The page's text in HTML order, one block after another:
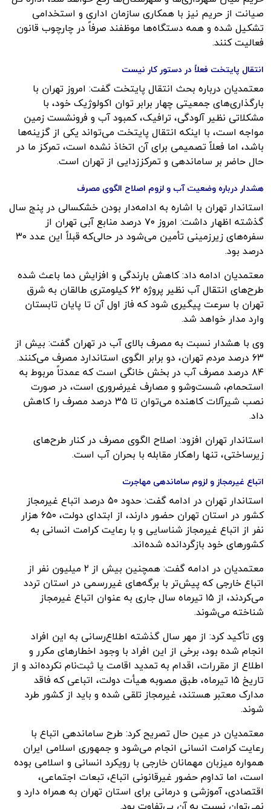
صیانت از حریم نیز با همکاری سازمان اداری و استخدامی
تشکیل شده و همه دستگاه‌ها موظفند صرفاً در چارچوب قانون
فعالیت کنند.
انتقال پایتخت فعلاً در دستور کار نیست
معتمدیان درباره بحث انتقال پایتخت گفت: امروز تهران با
بارگذاری‌های جمعیتی چهار برابر توان اکولوژیک خود، با
مشکلاتی نظیر آلودگی، ترافیک، کمبود آب و فرونشست زمین
مواجه است، با اینکه انتقال پایتخت می‌تواند یکی از گزینه‌ها
باشد، اما فعلاً تصمیمی برای آن اتخاذ نشده است، تمرکز ما در
حال حاضر بر ساماندهی و تمرکززدایی از تهران است.
هشدار درباره وضعیت آب و لزوم اصلاح الگوی مصرف
استاندار تهران با اشاره به ادامه‌دار بودن خشکسالی در پنج سال
گذشته اظهار داشت: امروز ۷۰ درصد منابع آبی تهران از
سفره‌های زیرزمینی تأمین می‌شود در حالی‌که قبلاً این عدد ۳۰
درصد بود.
معتمدیان ادامه داد: کاهش بارندگی و افزایش دما باعث شده
طرح‌های انتقال آب نظیر پروژه ۶۲ کیلومتری طالقان به شرق
تهران با سرعت پیگیری شود که فاز اول آن تا پایان تابستان
وارد مدار خواهد شد.
وی با هشدار نسبت به مصرف بالای آب در تهران گفت: بیش از
۶۳ درصد مردم تهران، دو برابر الگوی استاندارد مصرف می‌کنند.
۸۴ درصد مصرف آب در بخش خانگی است که عمدتاً مربوط به
استحمام، شست‌وشو و مصارف غیرضروری است، در صورت
نصب شیرآلات کاهنده می‌توان تا ۳۵ درصد مصرف را کاهش
داد.
استاندار تهران افزود: اصلاح الگوی مصرف در کنار طرح‌های
زیرساختی، تنها راهکار مقابله با بحران آب است.
اتباع غیرمجاز و لزوم ساماندهی مهاجرت
استاندار تهران در ادامه گفت: حدود ۵۰ درصد اتباع غیرمجاز
کشور در استان تهران حضور دارند، از ابتدای دولت، ۶۵۰ هزار
نفر از اتباع غیرمجاز شناسایی و با رعایت کرامت انسانی به
کشورهای خود بازگردانده شده‌اند.
معتمدیان در ادامه گفت: همچنین بیش از ۲ میلیون نفر از
اتباع خارجی که پیش‌تر با برگه‌های غیررسمی در استان تردد
می‌کردند، از ۱۵ تیرماه سال جاری به عنوان اتباع غیرمجاز
شناخته می‌شوند.
وی تأکید کرد: از مهر سال گذشته اطلاع‌رسانی به این افراد
انجام شده بود، برخی از این افراد با وجود اخطارهای مکرر و
اطلاع از مقررات، اقدام به تمدید اقامت یا ثبت‌نام نکرده‌اند و از
تاریخ ۱۵ تیرماه، طبق مصوبه هیأت دولت، اتباعی که فاقد
مدارک معتبر هستند، غیرمجاز تلقی شده و باید از کشور طرد
شوند.
معتمدیان در عین حال تصریح کرد: طرح ساماندهی اتباع با
رعایت کرامت انسانی انجام می‌شود و جمهوری اسلامی ایران
همواره میزبان مهمانان خارجی با رویکرد انسانی و اسلامی بوده
است، اما تداوم حضور غیرقانونی اتباع، تبعات اجتماعی،
اقتصادی، آموزشی و درمانی برای استان تهران به همراه دارد و